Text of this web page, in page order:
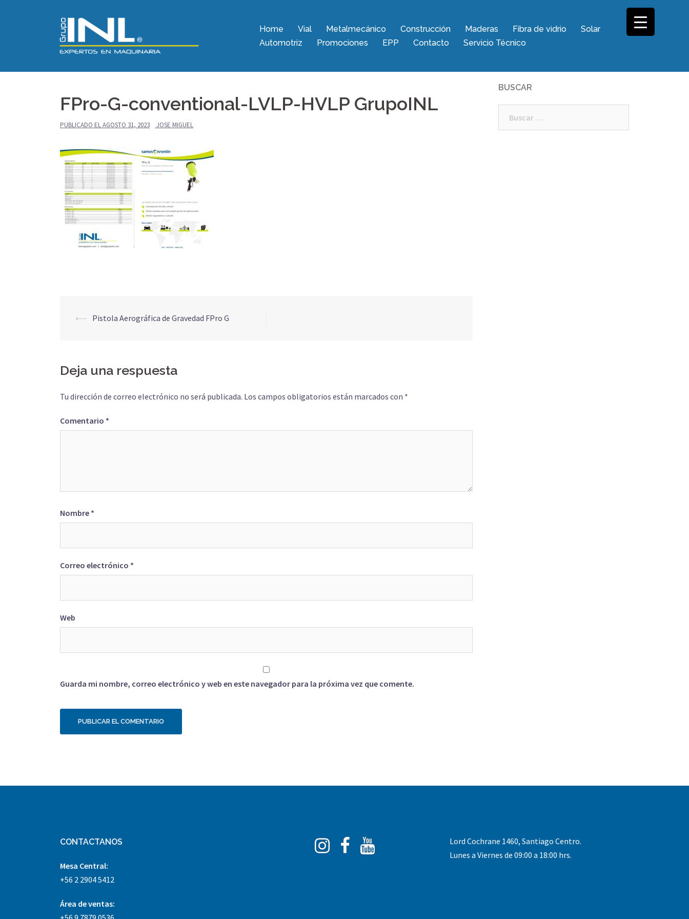
Home Vial Metalmecánico Construcción Maderas Fibra de vidrio
Solar
Automotriz
Promociones EPP Contacto Servicio Técnico
FPro-G-conventional-LVLP-HVLP GrupoINL
PUBLICADO ELAGOSTO 31, 2023 JOSE MIGUEL
Navegación
⟵ Pistola Aerográfica de Gravedad FPro G
Deja una respuesta
Tu dirección de correo electrónico no será publicada. Los campos obligatorios están marcados con *
Comentario *
Nombre *
Correo electrónico *
Web
Guarda mi nombre, correo electrónico y web en este navegador para la próxima vez que comente.
BUSCAR
CONTACTANOS
Mesa Central:
+56 2 2904 5412
Área de ventas:
Instagram
Facebook
Tube
Lord Cochrane 1460, Santiago Centro.
Lunes a Viernes de 09:00 a 18:00 hrs.